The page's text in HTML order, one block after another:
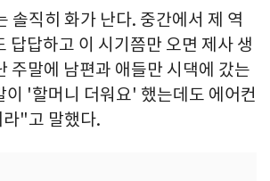
솔직히 화가 난다. 중간에서 제 역
답답하고 이 시기쯤만 오면 제사 생
주말에 남편과 애들만 시댁에 갔는
이 '할머니 더워요' 했는데도 에어컨
"고 말했다.